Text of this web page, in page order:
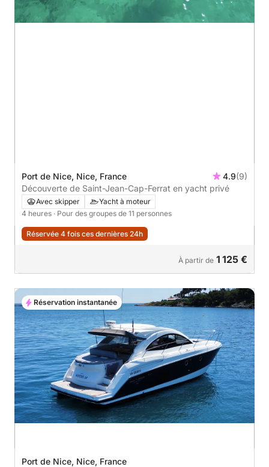
Port de Nice, Nice, France 4.9(9)
Découverte de Saint-Jean-Cap-Ferrat en yacht privé
Avec skipper
Yacht à moteur
4 heures · Pour des groupes de 11 personnes
Réservée 4 fois ces dernières 24h
À partir de 1 125 €
Port de Nice, Nice, France
Réservation instantanée